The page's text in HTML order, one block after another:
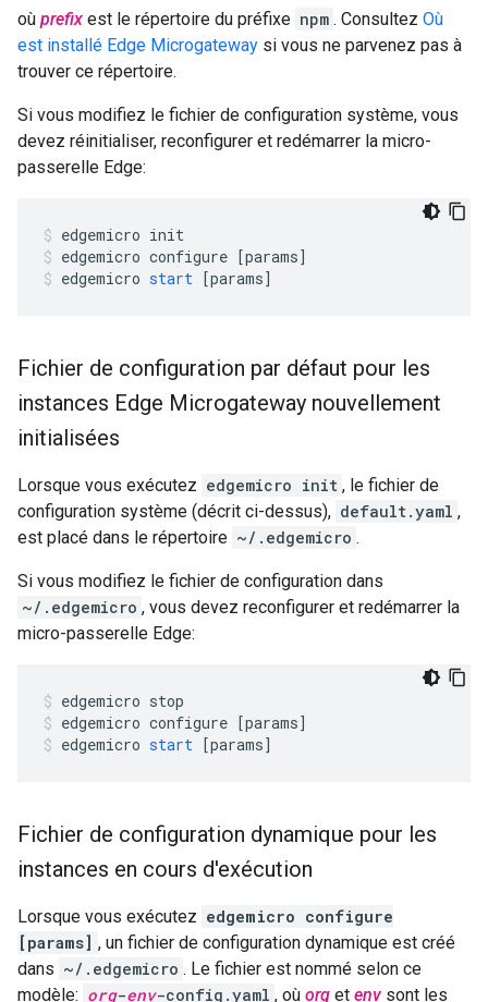
où prefix est le répertoire du préfixe npm . Consultez Où
est installé Edge Microgateway si vous ne parvenez pas à
trouver ce répertoire.
Si vous modifiez le fichier de configuration système, vous
devez réinitialiser, reconfigurer et redémarrer la micro-
passerelle Edge:
edgemicro init
edgemicro configure [params]
edgemicro start [params]
Fichier de configuration par défaut pour les
instances Edge Microgateway nouvellement
initialisées
Lorsque vous exécutez edgemicro init , le fichier de
configuration système (décrit ci-dessus), default.yaml ,
est placé dans le répertoire ~/.edgemicro .
Si vous modifiez le fichier de configuration dans
~/.edgemicro , vous devez reconfigurer et redémarrer la
micro-passerelle Edge:
edgemicro stop
edgemicro configure [params]
edgemicro start [params]
Fichier de configuration dynamique pour les
instances en cours d'exécution
Lorsque vous exécutez edgemicro configure
[params] , un fichier de configuration dynamique est créé
dans ~/.edgemicro . Le fichier est nommé selon ce
modèle: org-env-config.yaml , où org et env sont les